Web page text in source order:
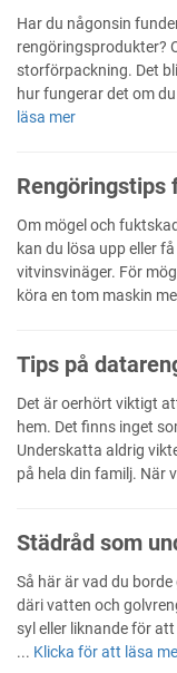
Har du någonsin
rengöringsprodukter?
storförpackning. Det
hur fungerar det om
läsa mer
Om mögel och
kan du lösa upp eller
vitvinsvinäger. För
köra en tom maskin
Tips på
Det är oerhört viktigt
hem. Det finns inget
Underskatta aldrig
på hela din familj. När
Städråd som
Så här är vad du
däri vatten och
syl eller liknande för
... Klicka för att läsa